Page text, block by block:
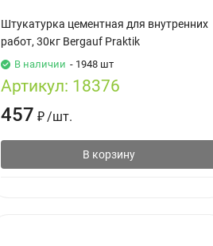
Штукатурка цементная для внутренних
работ, 30кг Bergauf Praktik
В наличии - 1948 шт
Артикул: 18376
457 ₽/шт.
В корзину